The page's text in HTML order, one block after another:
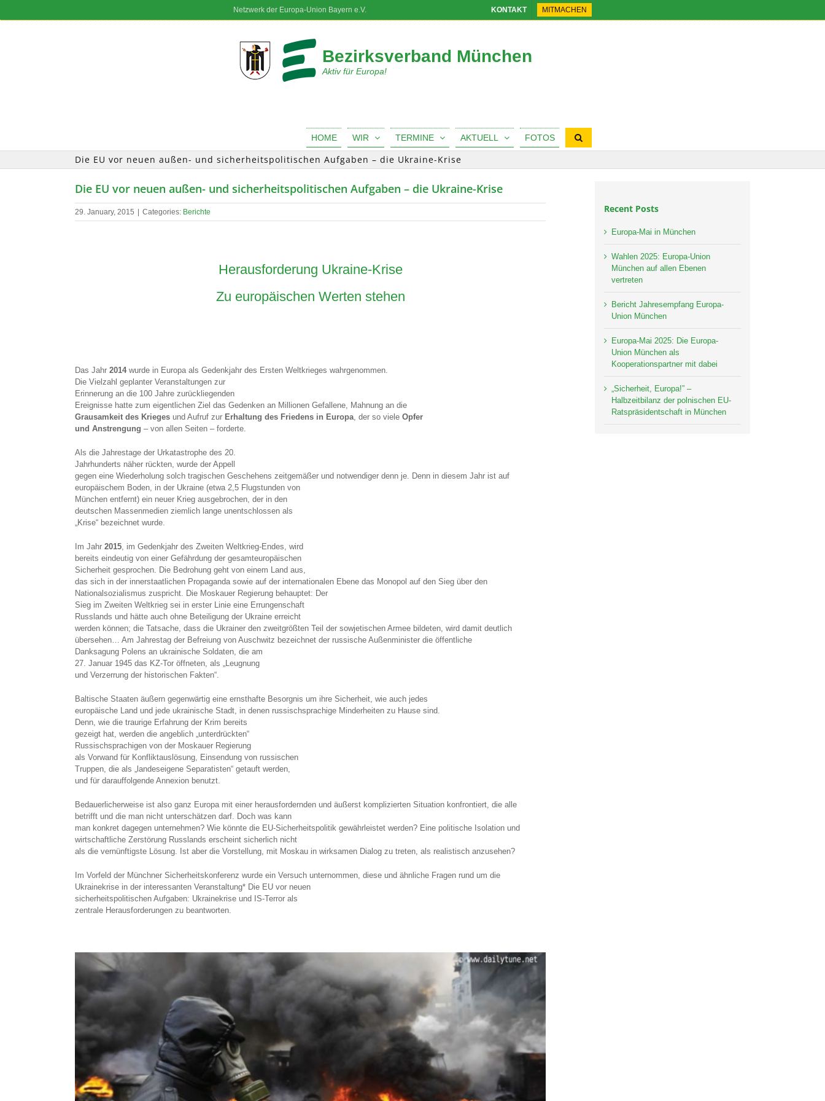
Netzwerk der Europa-Union Bayern e.V. KONTAKT MITMACHEN
Bezirksverband München
Aktiv für Europa!
HOME WIR TERMINE AKTUELL FOTOS
Die EU vor neuen außen- und sicherheitspolitischen Aufgaben – die Ukraine-Krise
Die EU vor neuen außen- und sicherheitspolitischen Aufgaben – die Ukraine-Krise
29. January, 2015 Categories: Berichte
Herausforderung Ukraine-Krise
Zu europäischen Werten stehen
Das Jahr 2014wurde in Europa als Gedenkjahr des Ersten Weltkrieges wahrgenommen.
Die Vielzahl geplanter Veranstaltungen zur
Erinnerung an die 100 Jahre zurückliegenden
Ereignisse hatte zum eigentlichen Ziel das Gedenken an Millionen Gefallene, Mahnung an die
Grausamkeit des Krieges und Aufruf zur Erhaltung des Friedens in Europa, der so viele Opfer
und Anstrengung – von allen Seiten – forderte.
Als die Jahrestage der Urkatastrophe des 20.
Jahrhunderts näher rückten, wurde der Appell
gegen eine Wiederholung solch tragischen Geschehens zeitgemäßer und notwendiger denn je. Denn in diesem Jahr ist auf
europäischem Boden, in der Ukraine (etwa 2,5 Flugstunden von
München entfernt) ein neuer Krieg ausgebrochen, der in den
deutschen Massenmedien ziemlich lange unentschlossen als
„Krise“ bezeichnet wurde.
Im Jahr 2015, im Gedenkjahr des Zweiten Weltkrieg-Endes, wird
bereits eindeutig von einer Gefährdung der gesamteuropäischen
Sicherheit gesprochen. Die Bedrohung geht von einem Land aus,
das sich in der innerstaatlichen Propaganda sowie auf der internationalen Ebene das Monopol auf den Sieg über den
Nationalsozialismus zuspricht. Die Moskauer Regierung behauptet: Der
Sieg im Zweiten Weltkrieg sei in erster Linie eine Errungenschaft
Russlands und hätte auch ohne Beteiligung der Ukraine erreicht
werden können; die Tatsache, dass die Ukrainer den zweitgrößten Teil der sowjetischen Armee bildeten, wird damit deutlich
übersehen… Am Jahrestag der Befreiung von Auschwitz bezeichnet der russische Außenminister die öffentliche
Danksagung Polens an ukrainische Soldaten, die am
27. Januar 1945 das KZ-Tor öffneten, als „Leugnung
und Verzerrung der historischen Fakten“.
Baltische Staaten äußern gegenwärtig eine ernsthafte Besorgnis um ihre Sicherheit, wie auch jedes
europäische Land und jede ukrainische Stadt, in denen russischsprachige Minderheiten zu Hause sind.
Denn, wie die traurige Erfahrung der Krim bereits
gezeigt hat, werden die angeblich „unterdrückten“
Russischsprachigen von der Moskauer Regierung
als Vorwand für Konfliktauslösung, Einsendung von russischen
Truppen, die als „landeseigene Separatisten“ getauft werden,
und für darauffolgende Annexion benutzt.
Bedauerlicherweise ist also ganz Europa mit einer herausfordernden und äußerst komplizierten Situation konfrontiert, die alle
betrifft und die man nicht unterschätzen darf. Doch was kann
man konkret dagegen unternehmen? Wie könnte die EU-Sicherheitspolitik gewährleistet werden? Eine politische Isolation und
wirtschaftliche Zerstörung Russlands erscheint sicherlich nicht
als die vernünftigste Lösung. Ist aber die Vorstellung, mit Moskau in wirksamen Dialog zu treten, als realistisch anzusehen?
Im Vorfeld der Münchner Sicherheitskonferenz wurde ein Versuch unternommen, diese und ähnliche Fragen rund um die
Ukrainekrise in der interessanten Veranstaltung* Die EU vor neuen
sicherheitspolitischen Aufgaben: Ukrainekrise und IS-Terror als
zentrale Herausforderungen zu beantworten.
Recent Posts
Europa-Mai in München
Wahlen 2025: Europa-Union
München auf allen Ebenen
vertreten
Bericht Jahresempfang Europa-
Union München
Europa-Mai 2025: Die Europa-
Union München als
Kooperationspartner mit dabei
„Sicherheit, Europa!” –
Halbzeitbilanz der polnischen EU-
Ratspräsidentschaft in München